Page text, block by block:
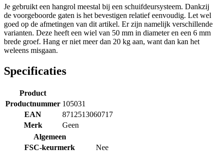
Je gebruikt een hangrol meestal bij een schuifdeursysteem. Dankzij
de voorgeboorde gaten is het bevestigen relatief eenvoudig. Let wel
goed op de afmetingen van dit artikel. Er zijn namelijk verschillende
varianten. Deze heeft een wiel van 50 mm in diameter en een 6 mm
brede groef. Hang er niet meer dan 20 kg aan, want dan kan het
weleens misgaan.
Specificaties
Product
Productnummer 105031
EAN
8712513060717
Merk
Geen
Algemeen
FSC-keurmerk
Nee